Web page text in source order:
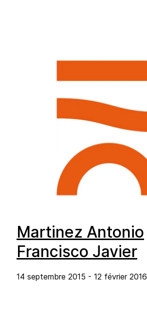
Martinez Antonio
Francisco Javier
14 septembre 2015 - 12 février 2016